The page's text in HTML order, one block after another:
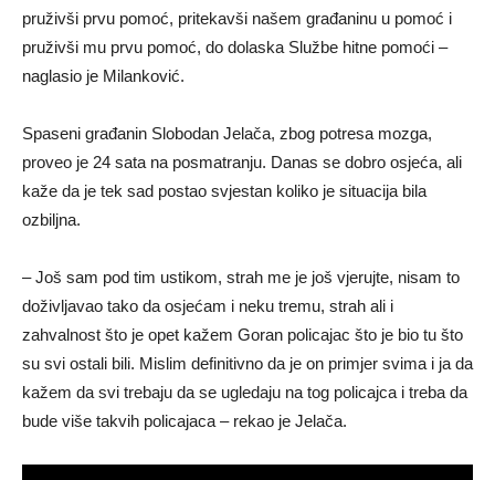
pruživši prvu pomoć, pritekavši našem građaninu u pomoć i
pruživši mu prvu pomoć, do dolaska Službe hitne pomoći –
naglasio je Milanković.
Spaseni građanin Slobodan Јelača, zbog potresa mozga,
proveo je 24 sata na posmatranju. Danas se dobro osjeća, ali
kaže da je tek sad postao svjestan koliko je situacija bila
ozbiljna.
– Јoš sam pod tim ustikom, strah me je još vjerujte, nisam to
doživljavao tako da osjećam i neku tremu, strah ali i
zahvalnost što je opet kažem Goran policajac što je bio tu što
su svi ostali bili. Mislim definitivno da je on primjer svima i ja da
kažem da svi trebaju da se ugledaju na tog policajca i treba da
bude više takvih policajaca – rekao je Јelača.